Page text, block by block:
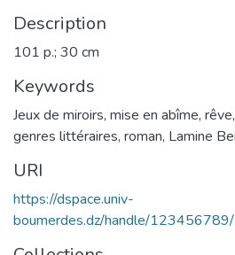
Description
101 p.; 30 cm
Keywords
Jeux de miroirs, mise en abîme, rêve,
genres littéraires, roman, Lamine
URI
https://dspace.univ-
boumerdes.dz/handle/